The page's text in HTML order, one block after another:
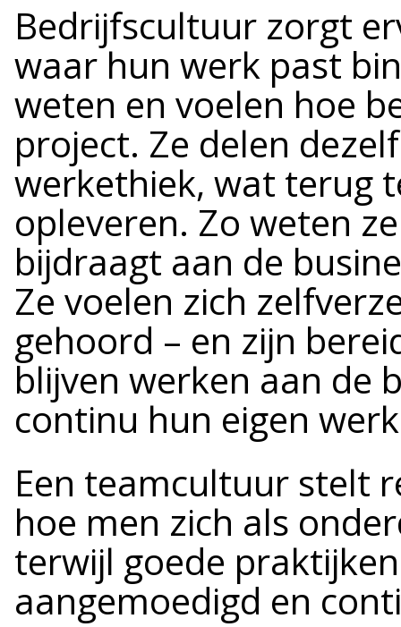
Bedrijfscultuur zorgt
waar hun werk past
weten en voelen hoe
project. Ze delen
werkethiek, wat terug
opleveren. Zo weten
bijdraagt aan de
Ze voelen zich
gehoord – en zijn
blijven werken aan de
continu hun eigen
Een teamcultuur stelt
hoe men zich als
terwijl goede
aangemoedigd en